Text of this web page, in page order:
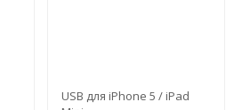
USB для iPhone 5 / iPad